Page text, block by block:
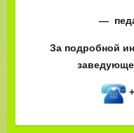
—
За подробной